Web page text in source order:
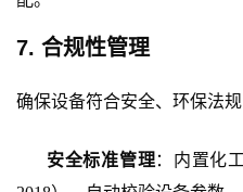
7. 合规性管理
确保设备符合安全、环保法
安全标准管理：内置化